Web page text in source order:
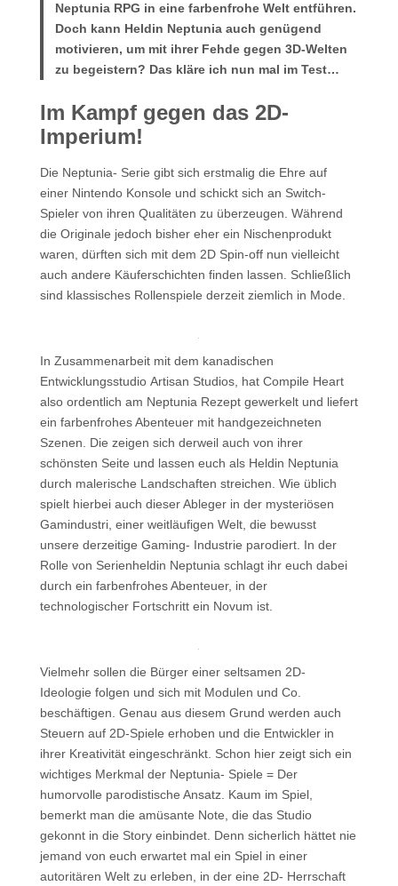
Neptunia RPG in eine farbenfrohe Welt entführen.
Doch kann Heldin Neptunia auch genügend
motivieren, um mit ihrer Fehde gegen 3D-Welten
zu begeistern? Das kläre ich nun mal im Test…
Im Kampf gegen das 2D-
Imperium!
Die Neptunia- Serie gibt sich erstmalig die Ehre auf
einer Nintendo Konsole und schickt sich an Switch-
Spieler von ihren Qualitäten zu überzeugen. Während
die Originale jedoch bisher eher ein Nischenprodukt
waren, dürften sich mit dem 2D Spin-off nun vielleicht
auch andere Käuferschichten finden lassen. Schließlich
sind klassisches Rollenspiele derzeit ziemlich in Mode.
In Zusammenarbeit mit dem kanadischen
Entwicklungsstudio Artisan Studios, hat Compile Heart
also ordentlich am Neptunia Rezept gewerkelt und liefert
ein farbenfrohes Abenteuer mit handgezeichneten
Szenen. Die zeigen sich derweil auch von ihrer
schönsten Seite und lassen euch als Heldin Neptunia
durch malerische Landschaften streichen. Wie üblich
spielt hierbei auch dieser Ableger in der mysteriösen
Gamindustri, einer weitläufigen Welt, die bewusst
unsere derzeitige Gaming- Industrie parodiert. In der
Rolle von Serienheldin Neptunia schlagt ihr euch dabei
durch ein farbenfrohes Abenteuer, in der
technologischer Fortschritt ein Novum ist.
Vielmehr sollen die Bürger einer seltsamen 2D-
Ideologie folgen und sich mit Modulen und Co.
beschäftigen. Genau aus diesem Grund werden auch
Steuern auf 2D-Spiele erhoben und die Entwickler in
ihrer Kreativität eingeschränkt. Schon hier zeigt sich ein
wichtiges Merkmal der Neptunia- Spiele = Der
humorvolle parodistische Ansatz. Kaum im Spiel,
bemerkt man die amüsante Note, die das Studio
gekonnt in die Story einbindet. Denn sicherlich hättet nie
jemand von euch erwartet mal ein Spiel in einer
autoritären Welt zu erleben, in der eine 2D- Herrschaft